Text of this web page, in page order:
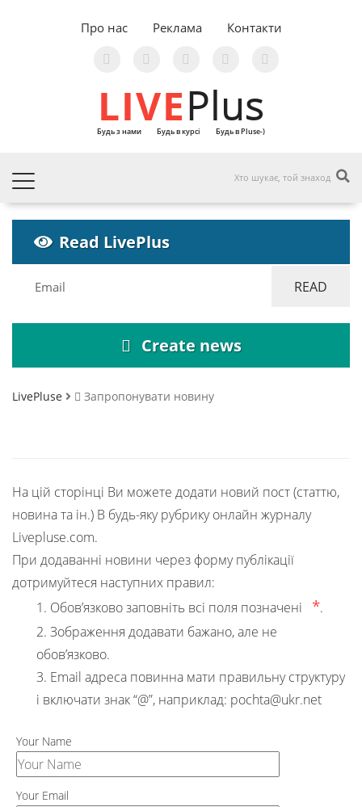
Про нас Реклама Контакти
LIVEPlus
Будь з нами Будь в курсі Будь в Pluse-)
Read LivePlus
Create news
LivePluse Запропонувати новину
На цій сторінці Ви можете додати новий пост (статтю,
новина та ін.) В будь-яку рубрику онлайн журналу
Livepluse.com.
При додаванні новини через форму публікації
дотримуйтеся наступних правил:
1. Обов’язково заповніть всі поля позначені
*.
2. Зображення додавати бажано, але не
обов’язково.
3. Email адреса повинна мати правильну структуру
і включати знак “@”, наприклад: pochta@ukr.net
Your Name
Your Email